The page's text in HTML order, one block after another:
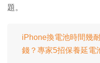
題。
iPhone換電池時間幾
錢？專家5招保養延電